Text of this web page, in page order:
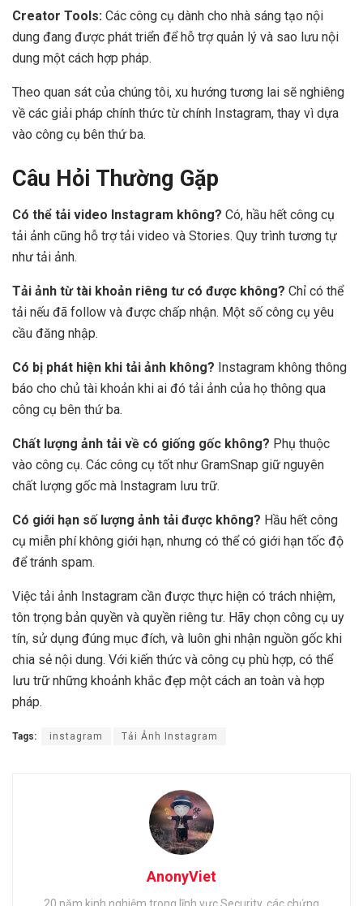
Creator Tools: Các công cụ dành cho nhà sáng tạo nội
dung đang được phát triển để hỗ trợ quản lý và sao lưu nội
dung một cách hợp pháp.
Theo quan sát của chúng tôi, xu hướng tương lai sẽ nghiêng
về các giải pháp chính thức từ chính Instagram, thay vì dựa
vào công cụ bên thứ ba.
Câu Hỏi Thường Gặp
Có thể tải video Instagram không? Có, hầu hết công cụ
tải ảnh cũng hỗ trợ tải video và Stories. Quy trình tương tự
như tải ảnh.
Tải ảnh từ tài khoản riêng tư có được không? Chỉ có thể
tải nếu đã follow và được chấp nhận. Một số công cụ yêu
cầu đăng nhập.
Có bị phát hiện khi tải ảnh không? Instagram không thông
báo cho chủ tài khoản khi ai đó tải ảnh của họ thông qua
công cụ bên thứ ba.
Chất lượng ảnh tải về có giống gốc không? Phụ thuộc
vào công cụ. Các công cụ tốt như GramSnap giữ nguyên
chất lượng gốc mà Instagram lưu trữ.
Có giới hạn số lượng ảnh tải được không? Hầu hết công
cụ miễn phí không giới hạn, nhưng có thể có giới hạn tốc độ
để tránh spam.
Việc tải ảnh Instagram cần được thực hiện có trách nhiệm,
tôn trọng bản quyền và quyền riêng tư. Hãy chọn công cụ uy
tín, sử dụng đúng mục đích, và luôn ghi nhận nguồn gốc khi
chia sẻ nội dung. Với kiến thức và công cụ phù hợp, có thể
lưu trữ những khoảnh khắc đẹp một cách an toàn và hợp
pháp.
Tags: instagram Tải Ảnh Instagram
AnonyViet
20 năm kinh nghiệm trong lĩnh vực Security, các chứng